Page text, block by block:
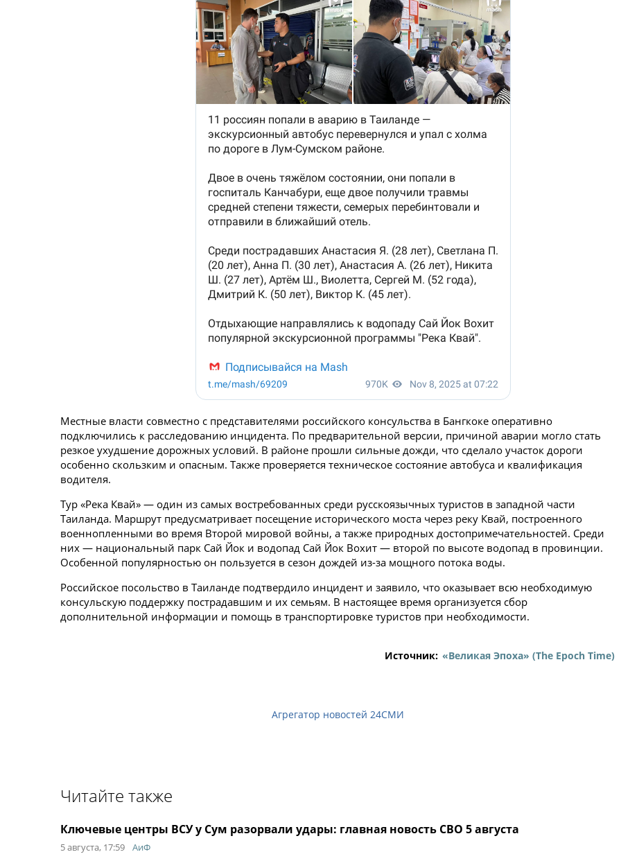
Местные власти совместно с представителями российского консульства в Бангкоке оперативно
подключились к расследованию инцидента. По предварительной версии, причиной аварии могло стать
резкое ухудшение дорожных условий. В районе прошли сильные дожди, что сделало участок дороги
особенно скользким и опасным. Также проверяется техническое состояние автобуса и квалификация
водителя.
Тур «Река Квай» — один из самых востребованных среди русскоязычных туристов в западной части
Таиланда. Маршрут предусматривает посещение исторического моста через реку Квай, построенного
военнопленными во время Второй мировой войны, а также природных достопримечательностей. Среди
них ― национальный парк Сай Йок и водопад Сай Йок Вохит — второй по высоте водопад в провинции.
Особенной популярностью он пользуется в сезон дождей из-за мощного потока воды.
Российское посольство в Таиланде подтвердило инцидент и заявило, что оказывает всю необходимую
консульскую поддержку пострадавшим и их семьям. В настоящее время организуется сбор
дополнительной информации и помощь в транспортировке туристов при необходимости.
Источник: «Великая Эпоха» (The Epoch Time)
Агрегатор новостей 24СМИ
Читайте также
Ключевые центры ВСУ у Сум разорвали удары: главная новость СВО 5 августа
5 августа, 17:59 АиФ